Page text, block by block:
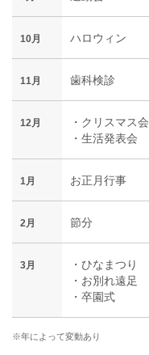
10月 ハロウィン
11月 歯科検診
12月
・クリスマス会
・生活発表会
1月 お正月行事
2月 節分
3月
・ひなまつり
・お別れ遠足
・卒園式
※年によって変動あり